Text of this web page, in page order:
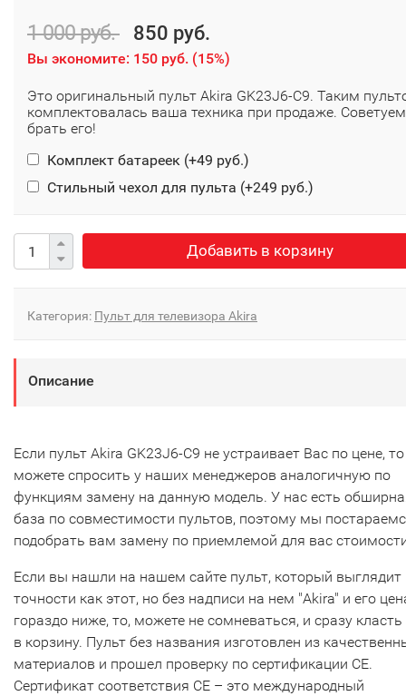
1 000 руб. 850 руб.
Вы экономите: 150 руб. (15%)
Это оригинальный пульт Akira GK23J6-C9. Таким
комплектовалась ваша техника при продаже. Советуем
брать его!
Комплект батареек (+49 руб.)
Стильный чехол для пульта (+249 руб.)
Добавить в корзину
Категория: Пульт для телевизора Akira
Описание
Если пульт Akira GK23J6-C9 не устраивает Вас по цене,
можете спросить у наших менеджеров аналогичную по
функциям замену на данную модель. У нас есть
база по совместимости пультов, поэтому мы
подобрать вам замену по приемлемой для вас
Если вы нашли на нашем сайте пульт, который выглядит
точности как этот, но без надписи на нем "Akira" и его
гораздо ниже, то, можете не сомневаться, и сразу класть
в корзину. Пульт без названия изготовлен из
материалов и прошел проверку по сертификации CE.
Сертификат соответствия СЕ – это международный